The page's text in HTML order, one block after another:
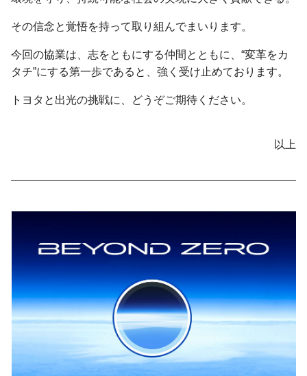
その信念と覚悟を持って取り組んでまいります。
今回の協業は、志をともにする仲間とともに、“変革をカ
タチ”にする第一歩であると、強く受け止めております。
トヨタと出光の挑戦に、どうぞご期待ください。
以上